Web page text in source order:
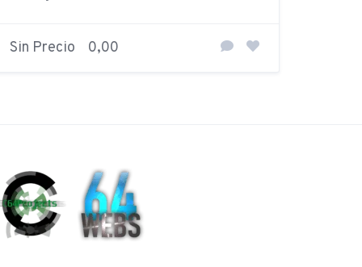
Sin Precio 0,00